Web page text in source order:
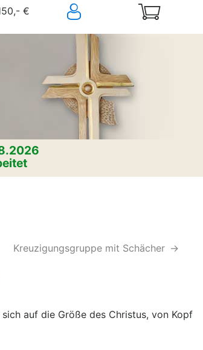
€
Kreuzigungsgruppe mit Schächer ->
auf die Größe des Christus, von Kopf